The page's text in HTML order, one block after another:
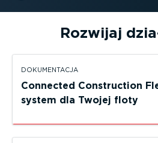
Rozwijaj
DOKUMEN­TACJA
Connected Construction
system dla Twojej floty